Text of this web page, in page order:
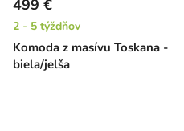
Komoda z masívu Toskana -
biela/jelša
499 €
2 - 5 týždňov